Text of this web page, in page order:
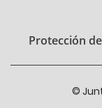
Protección
©